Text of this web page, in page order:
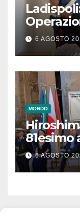
6 AGOSTO
MONDO
81esimo
monito
6 AGOSTO